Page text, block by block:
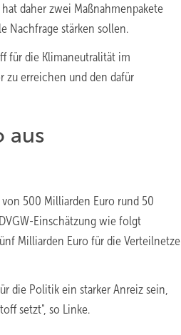
daher zwei Maßnahmenpakete
Nachfrage stärken sollen.
für die Klimaneutralität im
zu erreichen und den dafür
aus
500 Milliarden Euro rund 50
Einschätzung wie folgt
Milliarden Euro für die Verteilnetze
die Politik ein starker Anreiz sein,
setzt", so Linke.